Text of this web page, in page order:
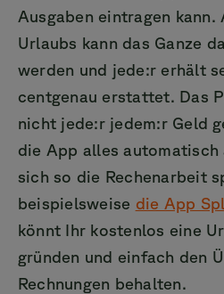
Ausgaben eintragen kann.
Urlaubs kann das Ganze
werden und jede:r erhält
centgenau erstattet. Das
nicht jede:r jedem:r Geld
die App alles automatisch
sich so die Rechenarbeit
beispielsweise die App
könnt Ihr kostenlos eine
gründen und einfach den
Rechnungen behalten.